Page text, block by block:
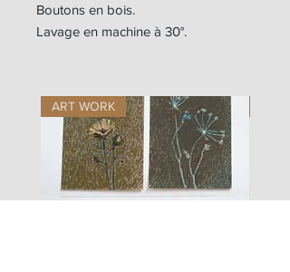
Boutons en bois.
Lavage en machine à 30°.
ART WORK